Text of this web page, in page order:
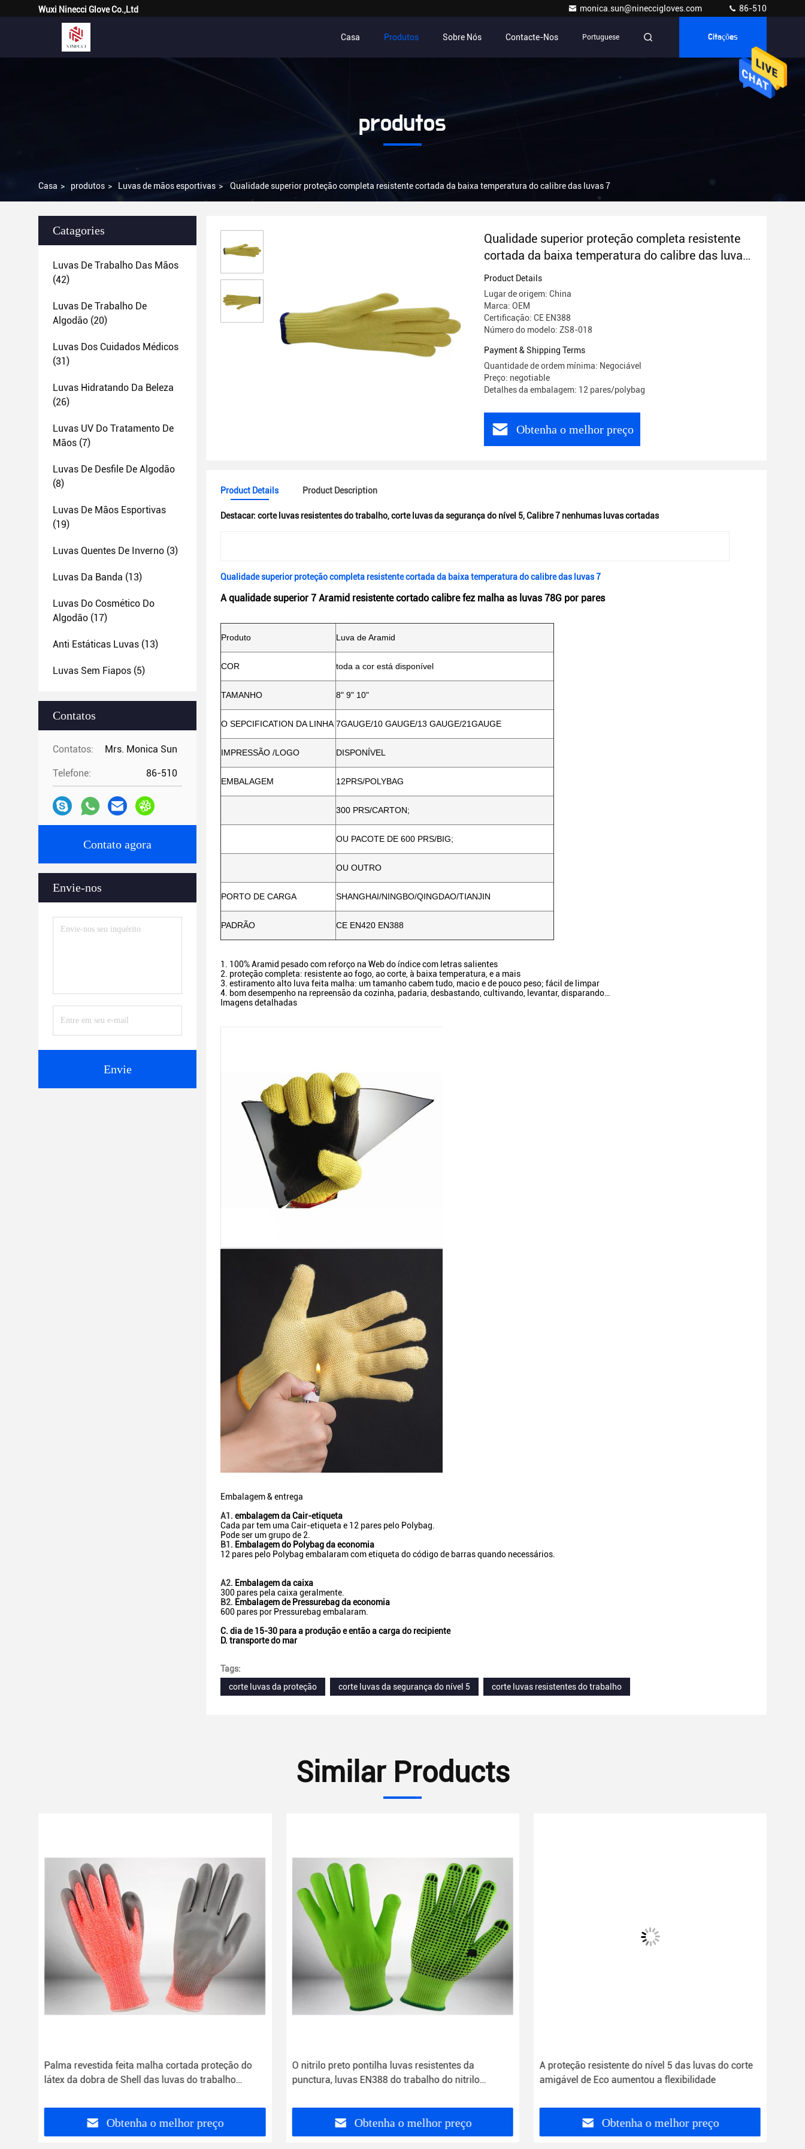
Wuxi Ninecci Glove Co.,Ltd monica.sun@nineccigloves.com 86-510
Casa Produtos Sobre Nós Contacte-Nos Portuguese Citações
produtos
Casa > produtos > Luvas de mãos esportivas > Qualidade superior proteção completa resistente cortada da baixa temperatura do calibre das luvas 7
Catagories
Luvas De Trabalho Das Mãos
(42)
Luvas De Trabalho De
Algodão (20)
Luvas Dos Cuidados Médicos
(31)
Luvas Hidratando Da Beleza
(26)
Luvas UV Do Tratamento De
Mãos (7)
Luvas De Desfile De Algodão
(8)
Luvas De Mãos Esportivas
(19)
Luvas Quentes De Inverno (3)
Luvas Da Banda (13)
Luvas Do Cosmético Do
Algodão (17)
Anti Estáticas Luvas (13)
Luvas Sem Fiapos (5)
Contatos
Contatos: Mrs. Monica Sun
Telefone: 86-510
Contato agora
Envie-nos
Envie
Qualidade superior proteção completa resistente
cortada da baixa temperatura do calibre das luvas
7
Product Details
Lugar de origem: China
Marca: OEM
Certificação: CE EN388
Número do modelo: ZS8-018
Payment & Shipping Terms
Quantidade de ordem mínima: Negociável
Preço: negotiable
Detalhes da embalagem: 12 pares/polybag
Obtenha o melhor preço
Product Details Product Description
Destacar: corte luvas resistentes do trabalho,corte luvas da segurança do nível 5,Calibre 7 nenhumas luvas cortadas
Qualidade superior proteção completa resistente cortada da baixa temperatura do calibre das luvas 7
A qualidade superior 7 Aramid resistente cortado calibre fez malha as luvas 78G por pares
Produto Luva de Aramid
COR toda a cor está disponível
TAMANHO 8" 9" 10"
O SEPCIFICATION DA LINHA 7GAUGE/10 GAUGE/13 GAUGE/21GAUGE
IMPRESSÃO /LOGO DISPONÍVEL
EMBALAGEM 12PRS/POLYBAG
300 PRS/CARTON;
OU PACOTE DE 600 PRS/BIG;
OU OUTRO
PORTO DE CARGA SHANGHAI/NINGBO/QINGDAO/TIANJIN
PADRÃO CE EN420 EN388
1. 100% Aramid pesado com reforço na Web do índice com letras salientes
2. proteção completa: resistente ao fogo, ao corte, à baixa temperatura, e a mais
3. estiramento alto luva feita malha: um tamanho cabem tudo, macio e de pouco peso; fácil de limpar
4. bom desempenho na repreensão da cozinha, padaria, desbastando, cultivando, levantar, disparando…
Imagens detalhadas
Embalagem & entrega
A1. embalagem da Cair-etiqueta
Cada par tem uma Cair-etiqueta e 12 pares pelo Polybag.
Pode ser um grupo de 2.
B1. Embalagem do Polybag da economia
12 pares pelo Polybag embalaram com etiqueta do código de barras quando necessários.
A2. Embalagem da caixa
300 pares pela caixa geralmente.
B2. Embalagem de Pressurebag da economia
600 pares por Pressurebag embalaram.
C. dia de 15-30 para a produção e então a carga do recipiente
D. transporte do mar
Tags:
corte luvas da proteção
corte luvas da segurança do nível 5 corte luvas resistentes do trabalho
Similar Products
Palma revestida feita malha cortada proteção do
látex da dobra de Shell das luvas do trabalho
Obtenha o melhor preço
O nitrilo preto pontilha luvas resistentes da
punctura, luvas EN388 do trabalho do nitrilo
Obtenha o melhor preço
A proteção resistente do nível 5 das luvas do corte
amigável de Eco aumentou a flexibilidade
Obtenha o melhor preço